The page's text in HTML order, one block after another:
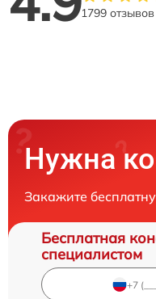
1799 отзывов
Нужна
Закажите
Бесплатная
специалистом